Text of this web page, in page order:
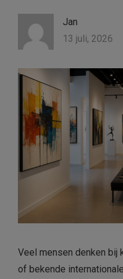
Jan
13 juli, 2026
Veel mensen denken bij
of bekende